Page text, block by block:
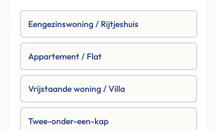
Eengezinswoning / Rijtjeshuis
Appartement / Flat
Vrijstaande woning / Villa
Twee-onder-een-kap